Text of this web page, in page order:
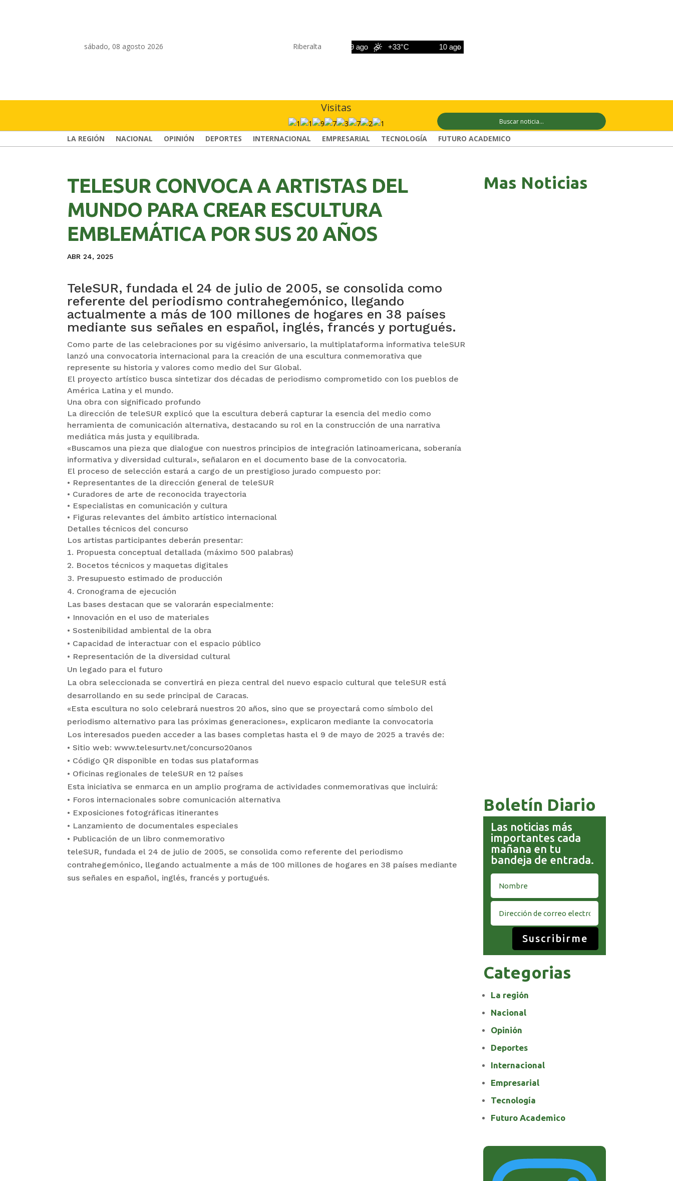
sábado, 08 agosto 2026 Riberalta
+33°C 9 ago +33°C 10 ago
Visitas
LA REGIÓN NACIONAL OPINIÓN DEPORTES INTERNACIONAL EMPRESARIAL TECNOLOGÍA FUTURO ACADEMICO
TELESUR CONVOCA A ARTISTAS DEL
MUNDO PARA CREAR ESCULTURA
EMBLEMÁTICA POR SUS 20 AÑOS
ABR 24, 2025
TeleSUR, fundada el 24 de julio de 2005, se consolida como
referente del periodismo contrahegemónico, llegando
actualmente a más de 100 millones de hogares en 38 países
mediante sus señales en español, inglés, francés y portugués.
Como parte de las celebraciones por su vigésimo aniversario, la multiplataforma informativa teleSUR
lanzó una convocatoria internacional para la creación de una escultura conmemorativa que
represente su historia y valores como medio del Sur Global.
El proyecto artístico busca sintetizar dos décadas de periodismo comprometido con los pueblos de
América Latina y el mundo.
Una obra con significado profundo
La dirección de teleSUR explicó que la escultura deberá capturar la esencia del medio como
herramienta de comunicación alternativa, destacando su rol en la construcción de una narrativa
mediática más justa y equilibrada.
«Buscamos una pieza que dialogue con nuestros principios de integración latinoamericana, soberanía
informativa y diversidad cultural», señalaron en el documento base de la convocatoria.
El proceso de selección estará a cargo de un prestigioso jurado compuesto por:
• Representantes de la dirección general de teleSUR
• Curadores de arte de reconocida trayectoria
• Especialistas en comunicación y cultura
• Figuras relevantes del ámbito artístico internacional
Detalles técnicos del concurso
Los artistas participantes deberán presentar:
Propuesta conceptual detallada (máximo 500 palabras)
Bocetos técnicos y maquetas digitales
Presupuesto estimado de producción
Cronograma de ejecución
Las bases destacan que se valorarán especialmente:
• Innovación en el uso de materiales
• Sostenibilidad ambiental de la obra
• Capacidad de interactuar con el espacio público
• Representación de la diversidad cultural
Un legado para el futuro
La obra seleccionada se convertirá en pieza central del nuevo espacio cultural que teleSUR está
desarrollando en su sede principal de Caracas.
«Esta escultura no solo celebrará nuestros 20 años, sino que se proyectará como símbolo del
periodismo alternativo para las próximas generaciones», explicaron mediante la convocatoria
Los interesados pueden acceder a las bases completas hasta el 9 de mayo de 2025 a través de:
• Sitio web: www.telesurtv.net/concurso20anos
• Código QR disponible en todas sus plataformas
• Oficinas regionales de teleSUR en 12 países
Esta iniciativa se enmarca en un amplio programa de actividades conmemorativas que incluirá:
• Foros internacionales sobre comunicación alternativa
• Exposiciones fotográficas itinerantes
• Lanzamiento de documentales especiales
• Publicación de un libro conmemorativo
teleSUR, fundada el 24 de julio de 2005, se consolida como referente del periodismo
contrahegemónico, llegando actualmente a más de 100 millones de hogares en 38 países mediante
sus señales en español, inglés, francés y portugués.
Mas Noticias
Boletín Diario
Las noticias más
importantes cada
mañana en tu
bandeja de entrada.
Suscribirme
Categorias
La región
Nacional
Opinión
Deportes
Internacional
Empresarial
Tecnología
Futuro Academico